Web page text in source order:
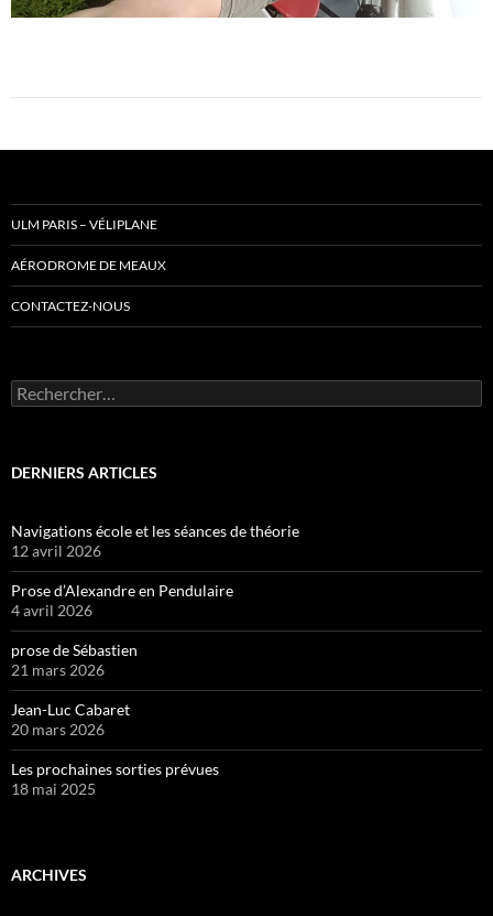
ULM PARIS – VÉLIPLANE
AÉRODROME DE MEAUX
CONTACTEZ-NOUS
Rechercher :
DERNIERS ARTICLES
Navigations école et les séances de théorie
12 avril 2026
Prose d’Alexandre en Pendulaire
4 avril 2026
prose de Sébastien
21 mars 2026
Jean-Luc Cabaret
20 mars 2026
Les prochaines sorties prévues
18 mai 2025
ARCHIVES